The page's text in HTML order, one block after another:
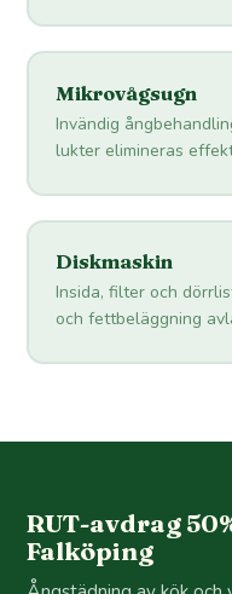
Mikrovågsugn
Invändig
lukter elimineras
Diskmaskin
Insida, filter och
och fettbeläggning
RUT-avdrag
Falköping